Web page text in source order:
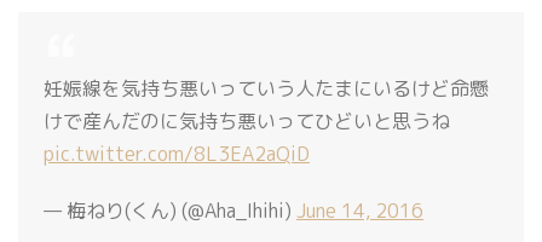
妊娠線を気持ち悪いっていう人たまにいるけど命懸
けで産んだのに気持ち悪いってひどいと思うね
pic.twitter.com/8L3EA2aQiD
— 梅ねり(くん) (@Aha_Ihihi) June 14, 2016